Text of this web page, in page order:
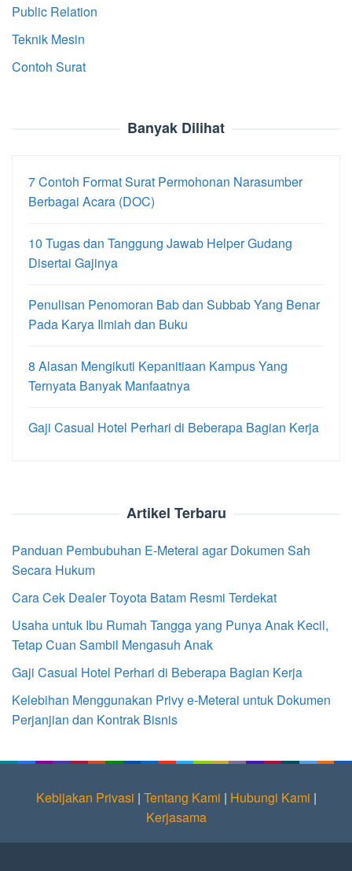
Public Relation
Teknik Mesin
Contoh Surat
Banyak Dilihat
7 Contoh Format Surat Permohonan Narasumber
Berbagai Acara (DOC)
10 Tugas dan Tanggung Jawab Helper Gudang
Disertai Gajinya
Penulisan Penomoran Bab dan Subbab Yang Benar
Pada Karya Ilmiah dan Buku
8 Alasan Mengikuti Kepanitiaan Kampus Yang
Ternyata Banyak Manfaatnya
Gaji Casual Hotel Perhari di Beberapa Bagian Kerja
Artikel Terbaru
Panduan Pembubuhan E-Meterai agar Dokumen Sah
Secara Hukum
Cara Cek Dealer Toyota Batam Resmi Terdekat
Usaha untuk Ibu Rumah Tangga yang Punya Anak Kecil,
Tetap Cuan Sambil Mengasuh Anak
Gaji Casual Hotel Perhari di Beberapa Bagian Kerja
Kelebihan Menggunakan Privy e-Meterai untuk Dokumen
Perjanjian dan Kontrak Bisnis
Kebijakan Privasi | Tentang Kami | Hubungi Kami |
Kerjasama